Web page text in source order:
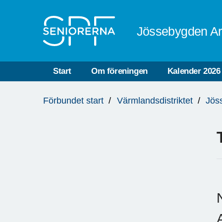
Jössebygden
Start Om föreningen Kalender 2026
är
Förbundet start Värmlandsdistriktet